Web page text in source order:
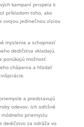
kampaní prispela k
príkladom toho, ako
svojou jedinečnou víziou
myslenie a schopnosť
dedičstva vkladajú.
ponúkajú možnosť
chápania a hľadať
a predstavujú
odevov. Ich odlišné
priemyslu
dedičstvo sa odráža vo